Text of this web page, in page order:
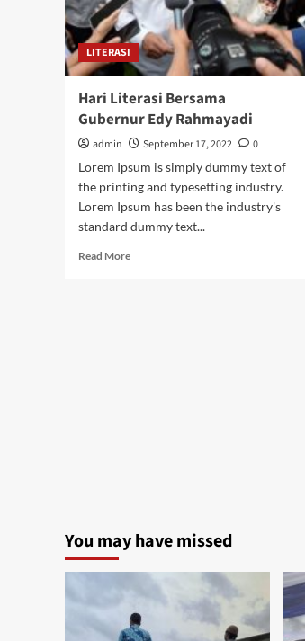
LITERASI
Hari Literasi Bersama
Gubernur Edy Rahmayadi
admin September 17, 2022
0
Lorem Ipsum is simply dummy text of
the printing and typesetting industry.
Lorem Ipsum has been the industry's
standard dummy text...
Read MoreRead
You may have missed